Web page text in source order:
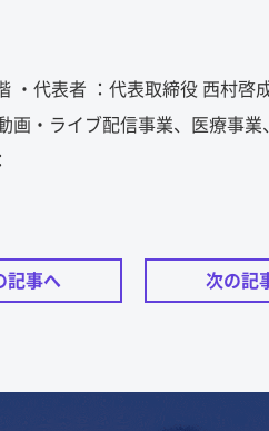
・代表者 ：代表取締役 西村啓
画・ライブ配信事業、医療事業
記事へ 次の記